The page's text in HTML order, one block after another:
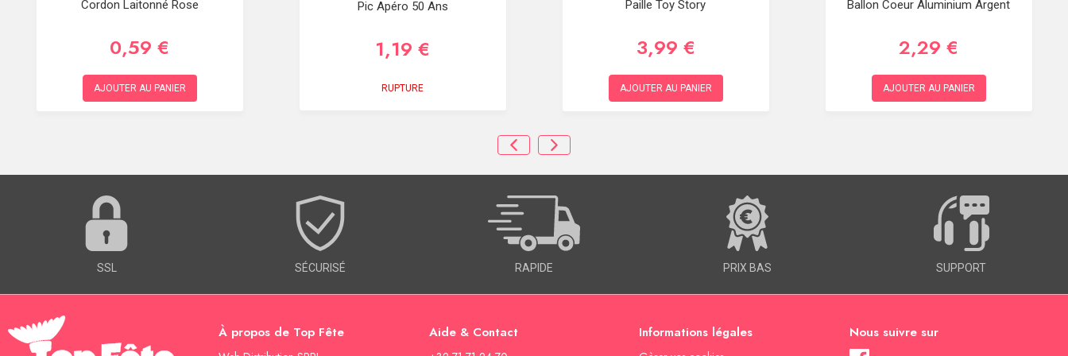
Cordon Laitonné Rose
0,59 €
AJOUTER AU PANIER
Pic Apéro 50 Ans
1,19 €
RUPTURE
Paille Toy Story
3,99 €
AJOUTER AU PANIER
Ballon Coeur Aluminium Argent
2,29 €
AJOUTER AU PANIER
SSL SÉCURISÉ RAPIDE PRIX BAS SUPPORT
À propos de Top Fête Aide & Contact Informations légales Nous suivre sur